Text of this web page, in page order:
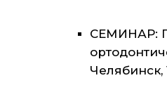
СЕМИНАР:
Челябинск,